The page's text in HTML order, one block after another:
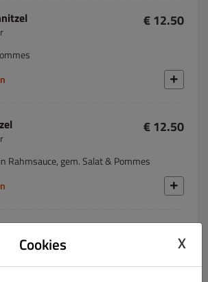
€ 12.50
€ 12.50
Rahmsauce, gem. Salat & Pommes
Cookies X